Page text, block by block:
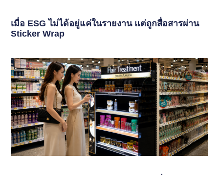
เมื่อ ESG ไม่ได้อยู่แค่ในรายงาน แต่ถูกสื่อสารผ่าน
Sticker Wrap